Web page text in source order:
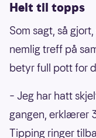
Helt til topps
Som sagt, så
nemlig treff på
betyr full pott for
– Jeg har hatt
gangen, erklærer
Tipping ringer